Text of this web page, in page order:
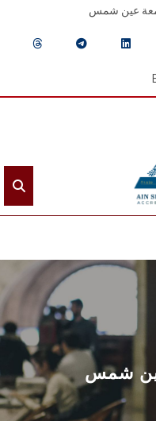
عين شمس
الرئيسيـة
عن الجامعة
القطاعـات
الشئون الأكاديمية
شمس